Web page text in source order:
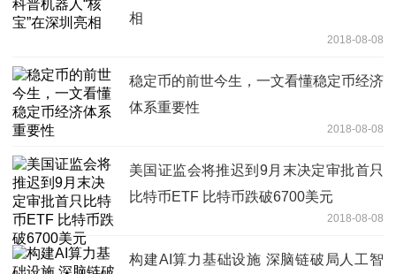
相
2018-08-08
稳定币的前世今生，一文看懂稳定币经济
体系重要性
2018-08-08
美国证监会将推迟到9月末决定审批首只
比特币ETF 比特币跌破6700美元
2018-08-08
构建AI算力基础设施 深脑链破局人工智